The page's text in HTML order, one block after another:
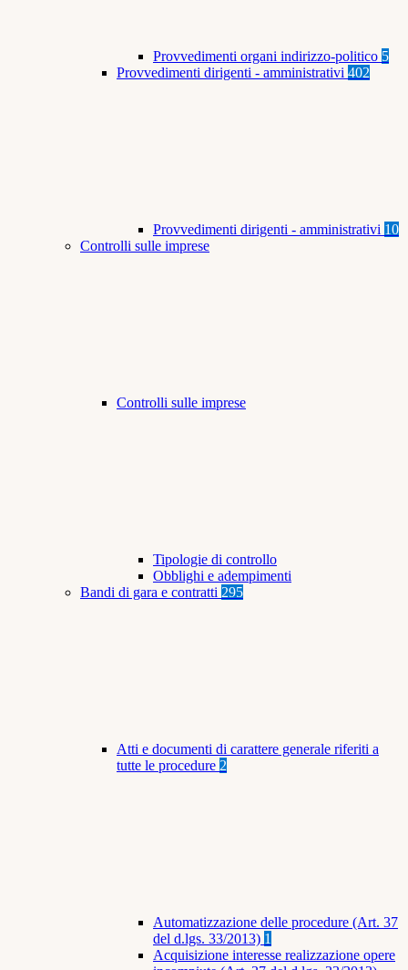
Provvedimenti organi indirizzo-politico 5
Provvedimenti dirigenti - amministrativi 402
Provvedimenti dirigenti - amministrativi 10
Controlli sulle imprese
Controlli sulle imprese
Tipologie di controllo
Obblighi e adempimenti
Bandi di gara e contratti 295
Atti e documenti di carattere generale riferiti a
tutte le procedure 2
Automatizzazione delle procedure (Art. 37
del d.lgs. 33/2013) 1
Acquisizione interesse realizzazione opere